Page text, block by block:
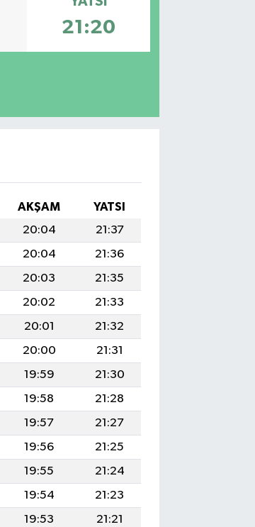
21:20
AKŞAM
YATSI
20:04
21:37
20:04
21:36
20:03
21:35
20:02
21:33
20:01
21:32
20:00
21:31
19:59
21:30
19:58
21:28
19:57
21:27
19:56
21:25
19:55
21:24
19:54
21:23
19:53
21:21